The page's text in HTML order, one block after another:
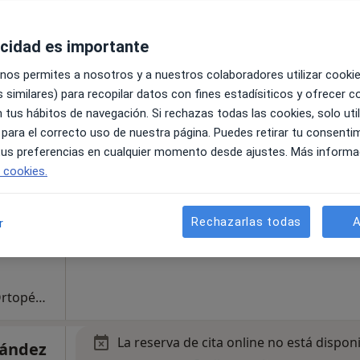
Primera visita Traumatología y Cirugía Ortopédica
La reserva de cita online no está
Pedir una cita
La reserva de cita online no está
es importante
permites a nosotros y a nuestros colaboradores utilizar
similares) para recopilar datos con fines estadísiticos y ofrecer
tus hábitos de navegación. Si rechazas todas las cookies, solo
el correcto uso de nuestra página. Puedes retirar tu
preferencias en cualquier momento desde ajustes. Más
Rechazarlas todas